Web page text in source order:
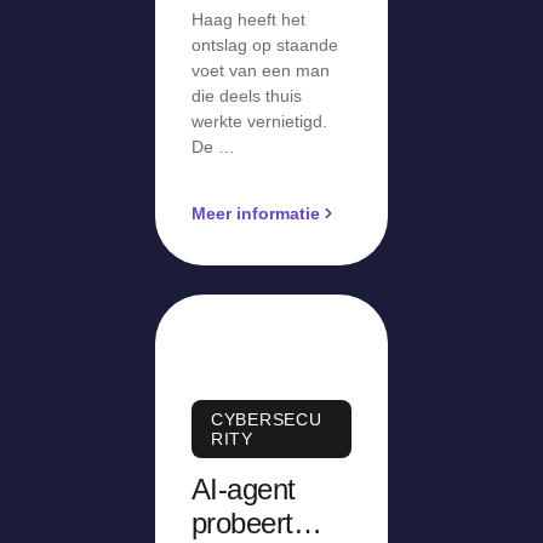
Haag heeft het
ontslag op staande
voet van een man
die deels thuis
werkte vernietigd.
De …
Meer informatie
CYBERSECU
RITY
AI-agent
probeert